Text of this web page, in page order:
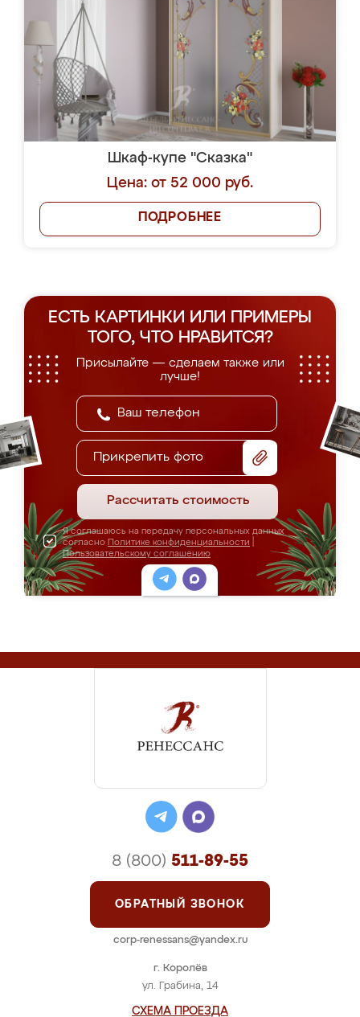
Шкаф-купе "Сказка"
Цена: от 52 000 руб.
ПОДРОБНЕЕ
ЕСТЬ КАРТИНКИ ИЛИ ПРИМЕРЫ
ТОГО, ЧТО НРАВИТСЯ?
Присылайте — сделаем также или
лучше!
Прикрепить фото
Рассчитать стоимость
Я соглашаюсь на передачу персональных данных
согласно Политике конфиденциальности
Пользовательскому соглашению
г. Королёв
ул. Грабина, 14
СХЕМА ПРОЕЗДА
8 (800) 511-89-55
ОБРАТНЫЙ ЗВОНОК
corp-renessans@yandex.ru